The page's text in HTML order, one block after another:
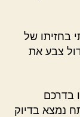
בחזיתו של
צבע את
בדרכם
נמצא בדיוק